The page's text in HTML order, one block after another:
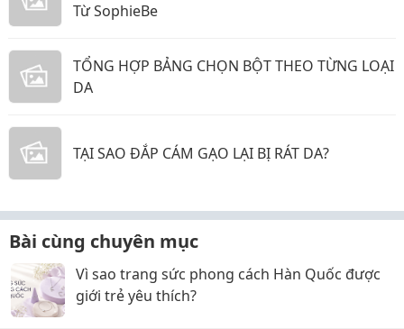
Từ SophieBe
TỔNG HỢP BẢNG CHỌN BỘT THEO TỪNG LOẠI
DA
TẠI SAO ĐẮP CÁM GẠO LẠI BỊ RÁT DA?
Bài cùng chuyên mục
Vì sao trang sức phong cách Hàn Quốc được
giới trẻ yêu thích?